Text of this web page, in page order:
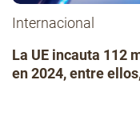
Internacional
La UE incauta 112
en 2024, entre